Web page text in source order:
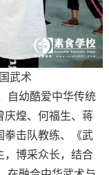
武术
自幼酷爱中华传统
庆煌、何福生、蒋
拳击队教练、《武
，博采众长，结合